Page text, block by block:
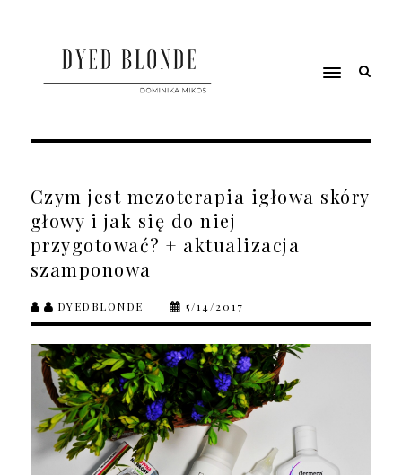
Czym jest mezoterapia igłowa skóry
głowy i jak się do niej
przygotować? + aktualizacja
szamponowa
DYEDBLONDE 5/14/2017